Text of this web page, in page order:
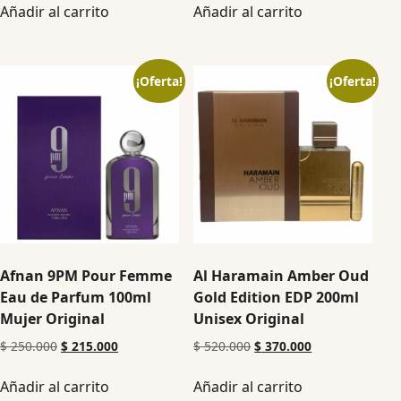
Añadir al carrito Añadir al carrito
¡Oferta!
Afnan 9PM Pour Femme
Eau de Parfum 100ml
Mujer Original
$250.000 $ 215.000
Añadir al carrito
¡Oferta!
Al Haramain Amber Oud
Gold Edition EDP 200ml
Unisex Original
$520.000 $ 370.000
Añadir al carrito